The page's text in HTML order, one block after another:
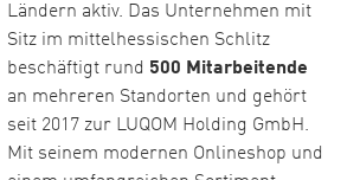
Ländern aktiv. Das Unternehmen mit
Sitz im mittelhessischen Schlitz
beschäftigt rund 500 Mitarbeitende
an mehreren Standorten und gehört
seit 2017 zur LUQOM Holding GmbH.
Mit seinem modernen Onlineshop und